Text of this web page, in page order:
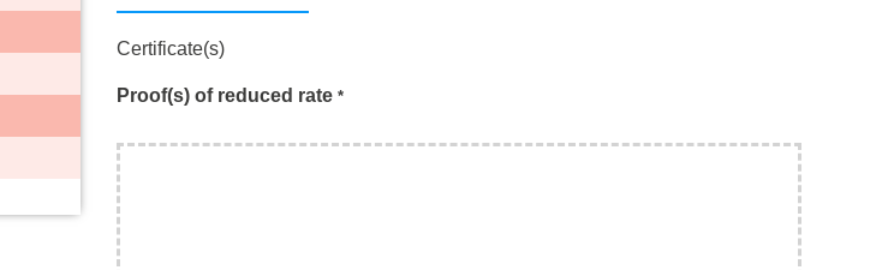
Certificate(s)
Proof(s) of reduced rate *